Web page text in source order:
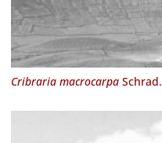
Cribraria macrocarpaSchrad.